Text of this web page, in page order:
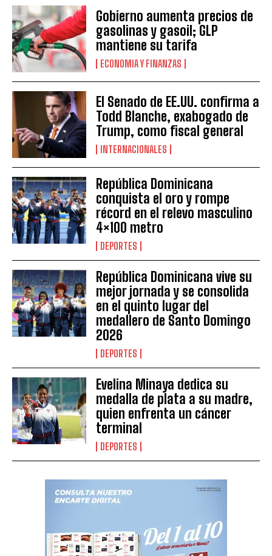
Gobierno aumenta precios de
gasolinas y gasoil; GLP
mantiene su tarifa
ECONOMIA Y FINANZAS
El Senado de EE.UU. confirma a
Todd Blanche, exabogado de
Trump, como fiscal general
INTERNACIONALES
República Dominicana
conquista el oro y rompe
récord en el relevo masculino
4×100 metro
DEPORTES
República Dominicana vive su
mejor jornada y se consolida
en el quinto lugar del
medallero de Santo Domingo
2026
DEPORTES
Evelina Minaya dedica su
medalla de plata a su madre,
quien enfrenta un cáncer
terminal
DEPORTES